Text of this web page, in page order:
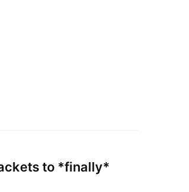
to *finally*